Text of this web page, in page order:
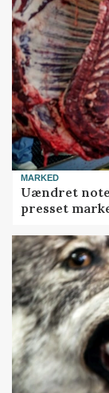
MARKED
Uændret
presset